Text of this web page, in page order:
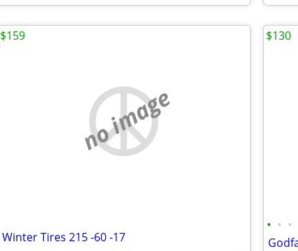
no image
Winter Tires 215 -60 -17
$159
• • •
$130